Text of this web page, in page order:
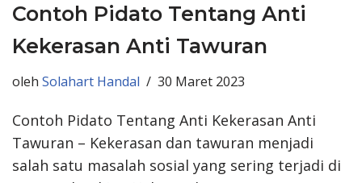
Contoh Pidato Tentang Anti
Kekerasan Anti Tawuran
oleh Solahart Handal 30 Maret 2023
Contoh Pidato Tentang Anti Kekerasan Anti
Tawuran – Kekerasan dan tawuran menjadi
salah satu masalah sosial yang sering terjadi di